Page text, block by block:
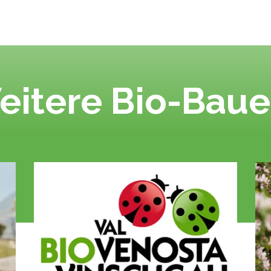
Bio-